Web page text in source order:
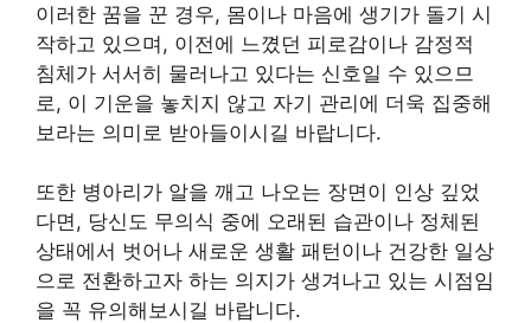
이러한 꿈을 꾼 경우, 몸이나 마음에 생기가 돌기 시
작하고 있으며, 이전에 느꼈던 피로감이나 감정적
침체가 서서히 물러나고 있다는 신호일 수 있으므
로, 이 기운을 놓치지 않고 자기 관리에 더욱 집중해
보라는 의미로 받아들이시길 바랍니다.
또한 병아리가 알을 깨고 나오는 장면이 인상 깊었
다면, 당신도 무의식 중에 오래된 습관이나 정체된
상태에서 벗어나 새로운 생활 패턴이나 건강한 일상
으로 전환하고자 하는 의지가 생겨나고 있는 시점임
을 꼭 유의해보시길 바랍니다.